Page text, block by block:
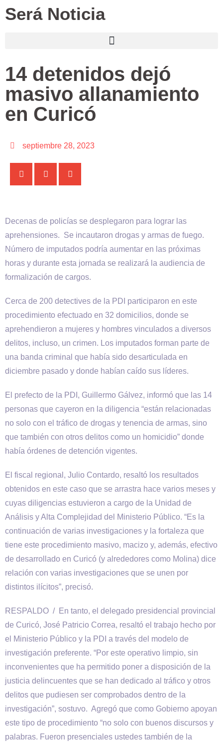
Será Noticia
14 detenidos dejó
masivo allanamiento
en Curicó
septiembre 28, 2023
Decenas de policías se desplegaron para lograr las
aprehensiones. Se incautaron drogas y armas de fuego.
Número de imputados podría aumentar en las próximas
horas y durante esta jornada se realizará la audiencia de
formalización de cargos.
Cerca de 200 detectives de la PDI participaron en este
procedimiento efectuado en 32 domicilios, donde se
aprehendieron a mujeres y hombres vinculados a diversos
delitos, incluso, un crimen. Los imputados forman parte de
una banda criminal que había sido desarticulada en
diciembre pasado y donde habían caído sus líderes.
El prefecto de la PDI, Guillermo Gálvez, informó que las 14
personas que cayeron en la diligencia “están relacionadas
no solo con el tráfico de drogas y tenencia de armas, sino
que también con otros delitos como un homicidio” donde
había órdenes de detención vigentes.
El fiscal regional, Julio Contardo, resaltó los resultados
obtenidos en este caso que se arrastra hace varios meses y
cuyas diligencias estuvieron a cargo de la Unidad de
Análisis y Alta Complejidad del Ministerio Público. “Es la
continuación de varias investigaciones y la fortaleza que
tiene este procedimiento masivo, macizo y, además, efectivo
de desarrollado en Curicó (y alrededores como Molina) dice
relación con varias investigaciones que se unen por
distintos ilícitos”, precisó.
RESPALDO / En tanto, el delegado presidencial provincial
de Curicó, José Patricio Correa, resaltó el trabajo hecho por
el Ministerio Público y la PDI a través del modelo de
investigación preferente. “Por este operativo limpio, sin
inconvenientes que ha permitido poner a disposición de la
justicia delincuentes que se han dedicado al tráfico y otros
delitos que pudiesen ser comprobados dentro de la
investigación”, sostuvo. Agregó que como Gobierno apoyan
este tipo de procedimiento “no solo con buenos discursos y
palabras. Fueron presenciales ustedes también de la